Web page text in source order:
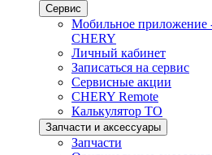
Сервис
Мобильное приложение
CHERY
Личный кабинет
Записаться на сервис
Сервисные акции
CHERY Remote
Калькулятор ТО
Запчасти и аксессуары
Запчасти